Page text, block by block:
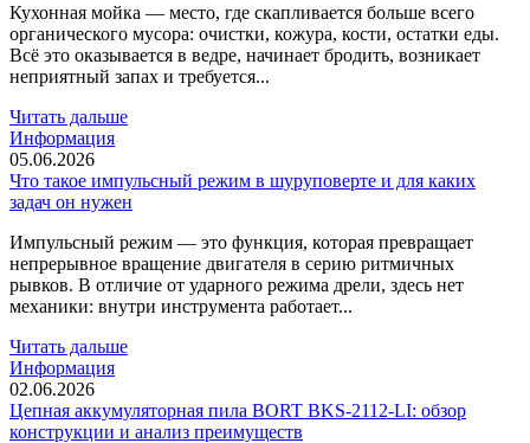
Кухонная мойка — место, где скапливается больше всего
органического мусора: очистки, кожура, кости, остатки еды.
Всё это оказывается в ведре, начинает бродить, возникает
неприятный запах и требуется...
Читать дальше
Информация
05.06.2026
Что такое импульсный режим в шуруповерте и для каких
задач он нужен
Импульсный режим — это функция, которая превращает
непрерывное вращение двигателя в серию ритмичных
рывков. В отличие от ударного режима дрели, здесь нет
механики: внутри инструмента работает...
Читать дальше
Информация
02.06.2026
Цепная аккумуляторная пила BORT BKS-2112-LI: обзор
конструкции и анализ преимуществ